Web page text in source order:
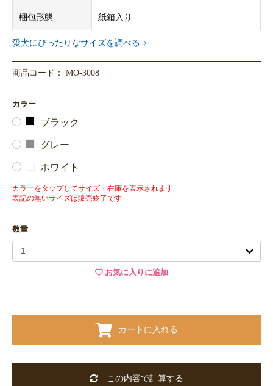
梱包形態 紙箱入り
愛犬にぴったりなサイズを調べる >
商品コード： MO-3008
カラー
ブラック
グレー
ホワイト
カラーをタップしてサイズ・在庫を表示されます
表記の無いサイズは販売終了です
数量
お気に入りに追加
カートに入れる
この内容で計算する